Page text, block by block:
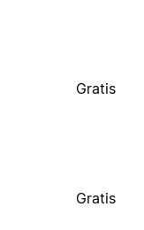
Gratis
Gratis